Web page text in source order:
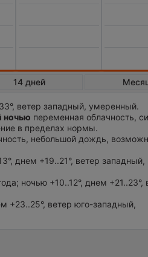
14 дней
ветер западный, умеренный.
ночью переменная облачность,
в пределах нормы.
небольшой дождь,
днем +19..21°, ветер западный,
ночью +10..12°, днем +21..23°,
+23..25°, ветер юго-западный,